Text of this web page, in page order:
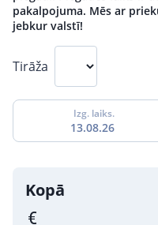
pakalpojuma. Mēs ar
jebkur valstī!
Tirāža
Izg. laiks.
13.08.26
Kopā